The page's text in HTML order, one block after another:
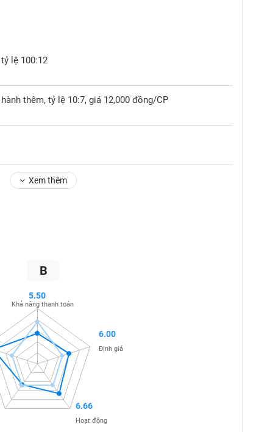
lệ 100:12
thêm, tỷ lệ 10:7, giá 12,000 đồng/CP
Xem thêm
B
5.50
Khả năng thanh toán
6.00
Định giá
6.66
Hoạt động